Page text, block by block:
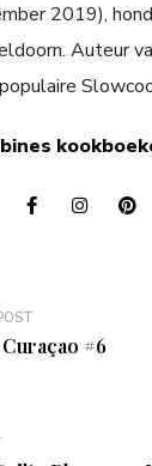
2019),
Auteur
#6